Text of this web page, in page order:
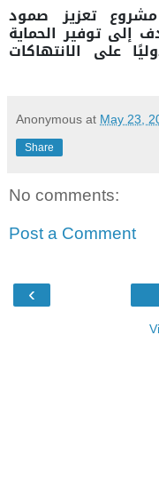
تعزيز صمود
إلى توفير الحماية
على الانتهاكات
Anonymous at May 23,
Share
No comments:
Post a Comment
‹